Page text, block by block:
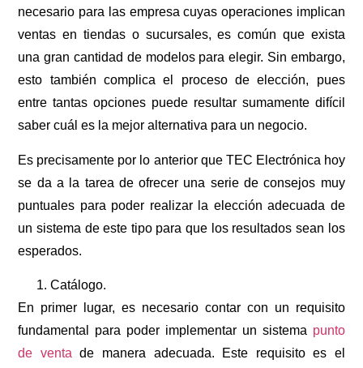
necesario para las empresa cuyas operaciones implican
ventas en tiendas o sucursales, es común que exista
una gran cantidad de modelos para elegir. Sin embargo,
esto también complica el proceso de elección, pues
entre tantas opciones puede resultar sumamente difícil
saber cuál es la mejor alternativa para un negocio.
Es precisamente por lo anterior que TEC Electrónica hoy
se da a la tarea de ofrecer una serie de consejos muy
puntuales para poder realizar la elección adecuada de
un sistema de este tipo para que los resultados sean los
esperados.
Catálogo.
En primer lugar, es necesario contar con un requisito
fundamental para poder implementar un sistema punto
de venta de manera adecuada. Este requisito es el